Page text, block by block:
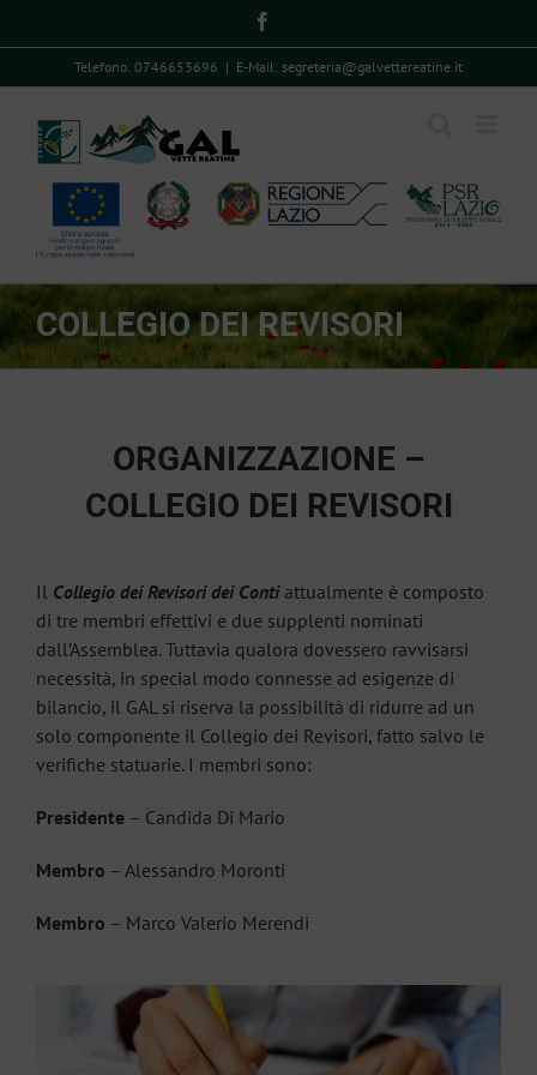
to
Telefono: 0746653696 | E-Mail: segreteria@galvettereatine.it
COLLEGIO DEI REVISORI
ORGANIZZAZIONE –
COLLEGIO DEI REVISORI
Il Collegio dei Revisori dei Contiattualmente è composto
di tre membri effettivi e due supplenti nominati
dall’Assemblea. Tuttavia qualora dovessero ravvisarsi
necessità, in special modo connesse ad esigenze di
bilancio, il GAL si riserva la possibilità di ridurre ad un
solo componente il Collegio dei Revisori, fatto salvo le
verifiche statuarie. I membri sono:
Presidente – Candida Di Mario
Membro – Alessandro Moronti
Membro – Marco Valerio Merendi